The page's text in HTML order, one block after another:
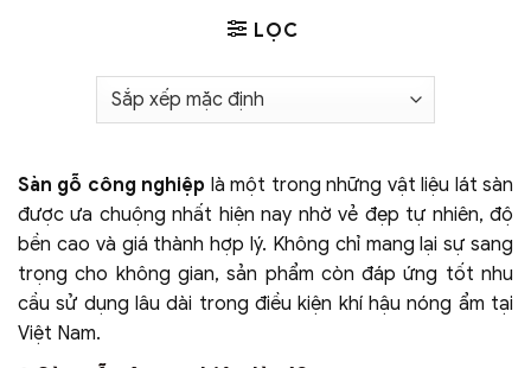
LỌC
Sàn gỗ công nghiệp là một trong những vật liệu lát sàn
được ưa chuộng nhất hiện nay nhờ vẻ đẹp tự nhiên, độ
bền cao và giá thành hợp lý. Không chỉ mang lại sự sang
trọng cho không gian, sản phẩm còn đáp ứng tốt nhu
cầu sử dụng lâu dài trong điều kiện khí hậu nóng ẩm tại
Việt Nam.